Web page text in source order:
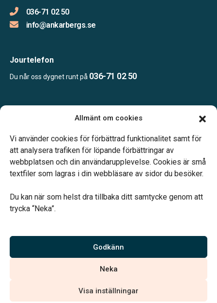
Allmänt om cookies
Vi använder cookies för förbättrad funktionalitet samt för
att analysera trafiken för löpande förbättringar av
webbplatsen och din användarupplevelse. Cookies är små
textfiler som lagras i din webbläsare av sidor du besöker.
Du kan när som helst dra tillbaka ditt samtycke genom att
trycka “Neka”.
Godkänn
Neka
Visa inställningar
036-71 02 50
info@ankarbergs.se
Jourtelefon
Du når oss dygnet runt på 036-71 02 50
Telefonjour dygnet runt.
Vårt systerbolag Verahill hjälper dig med familjejuridiken –
Vi är auktoriserade av Sveriges Begravningsbyråers Förbund och
har högt ställda krav på utbildning, kvalitet, miljö och arbetsmiljö.